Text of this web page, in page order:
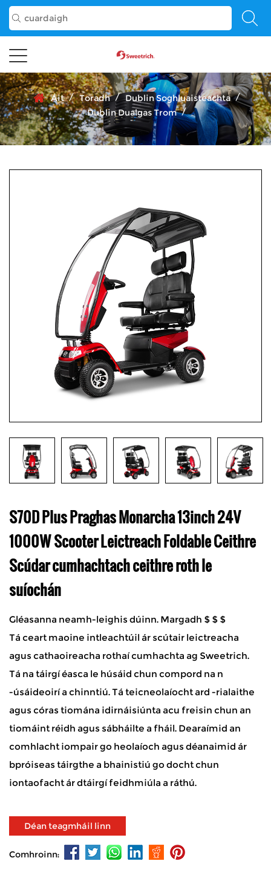
Áit / Toradh / Dublin Soghluaisteachta /
Dublin Dualgas Trom /
S70D Plus Praghas Monarcha 13inch 24V
1000W Scooter Leictreach Foldable Ceithre
Scúdar cumhachtach ceithre roth le
suíochán
Gléasanna neamh-leighis dúinn. Margadh $ $ $
Tá ceart maoine intleachtúil ár scútair leictreacha
agus cathaoireacha rothaí cumhachta ag Sweetrich.
Tá na táirgí éasca le húsáid chun compord na n
-úsáideoirí a chinntiú. Tá teicneolaíocht ard -rialaithe
agus córas tiomána idirnáisiúnta acu freisin chun an
tiomáint réidh agus sábháilte a fháil. Dearaímid an
comhlacht iompair go heolaíoch agus déanaimid ár
bpróiseas táirgthe a bhainistiú go docht chun
iontaofacht ár dtáirgí feidhmiúla a ráthú.
Déan teagmháil linn
Comhroinn: